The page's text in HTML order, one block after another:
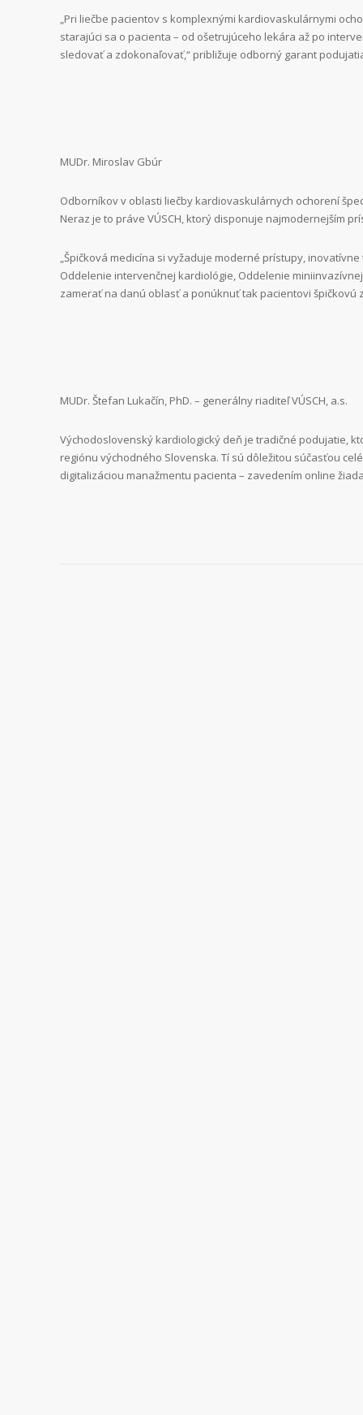
„Pri liečbe pacientov s komplexnými kardiovaskulárnymi
starajúci sa o pacienta – od ošetrujúceho lekára až po
sledovať a zdokonaľovať,“ približuje odborný garant
MUDr. Miroslav Gbúr
Odborníkov v oblasti liečby kardiovaskulárnych ochorení
Neraz je to práve VÚSCH, ktorý disponuje najmodernejším
„Špičková medicína si vyžaduje moderné prístupy,
Oddelenie intervenčnej kardiológie, Oddelenie
zamerať na danú oblasť a ponúknuť tak pacientovi špičkovú
MUDr. Štefan Lukačín, PhD. – generálny riaditeľ VÚSCH, a.s.
Východoslovenský kardiologický deň je tradičné podujatie,
regiónu východného Slovenska. Tí sú dôležitou súčasťou
digitalizáciou manažmentu pacienta – zavedením online